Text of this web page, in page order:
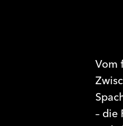
Vom
–die